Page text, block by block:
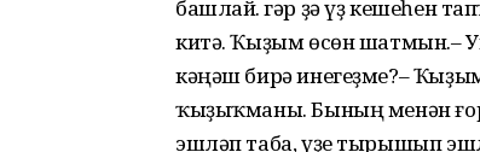
башлай. Әгәр ҙә үҙ кешеһен
китә. Ҡыҙым өсөн шатмын.–
кәңәш бирә инегеҙме?–
ҡыҙыҡманы. Бының менән
эшләп таба, үҙе тырышып